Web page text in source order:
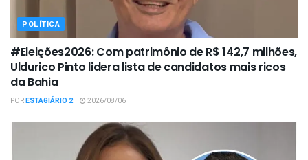
POLÍTICA
#Eleições2026: Com patrimônio de R$ 142,7 milhões,
Uldurico Pinto lidera lista de candidatos mais ricos
da Bahia
PORESTAGIÁRIO 2 2026/08/06